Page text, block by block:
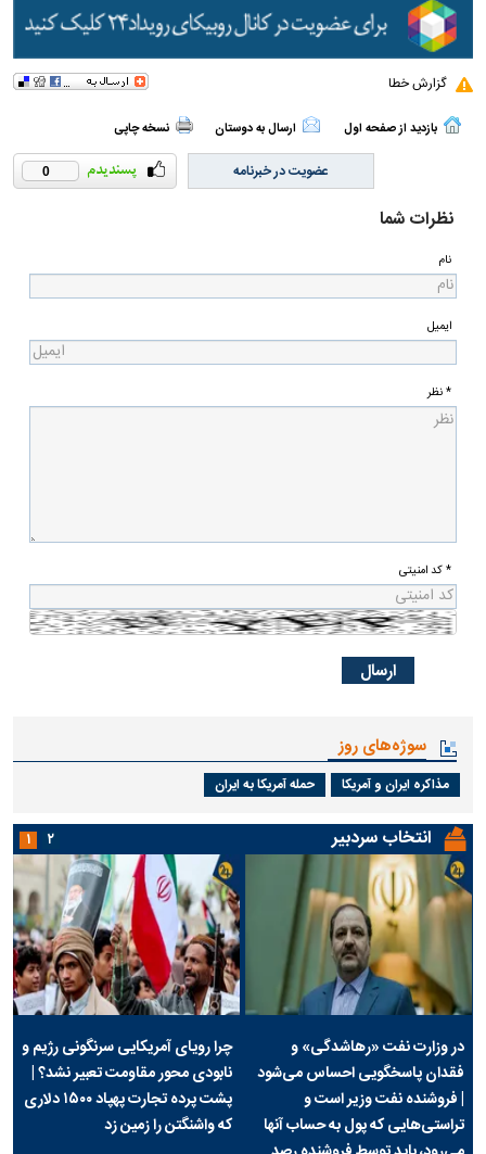
گزارش خطا
بازدید از صفحه اول ارسال به دوستان نسخه چاپی
0 عضویت در خبرنامه
نظرات شما
نام
ایمیل
* نظر
* کد امنیتی
سوژه‌های روز
مذاکره ایران و آمریکا حمله آمریکا به ایران
انتخاب سردبیر
در وزارت نفت «رهاشدگی» و
فقدان پاسخگویی احساس می‌شود
| فروشنده نفت وزیر است و
تراستی‌هایی که پول به حساب آنها
چرا رویای آمریکایی سرنگونی رژیم و
نابودی محور مقاومت تعبیر نشد؟ |
پشت پرده تجارت پهپاد‌ ۱۵۰۰ دلاری
که واشنگتن را زمین زد
۱ ۲